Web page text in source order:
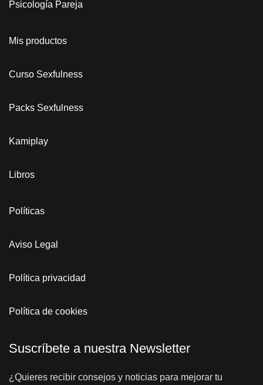
Psicología Pareja
Mis productos
Curso Sexfulness
Packs Sexfulness
Kamiplay
Libros
Políticas
Aviso Legal
Política privacidad
Política de cookies
Suscríbete a nuestra Newsletter
¿Quieres recibir consejos y noticias para mejorar tu